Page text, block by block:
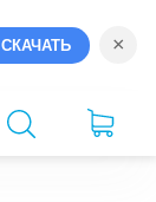
СКАЧАТЬ ×